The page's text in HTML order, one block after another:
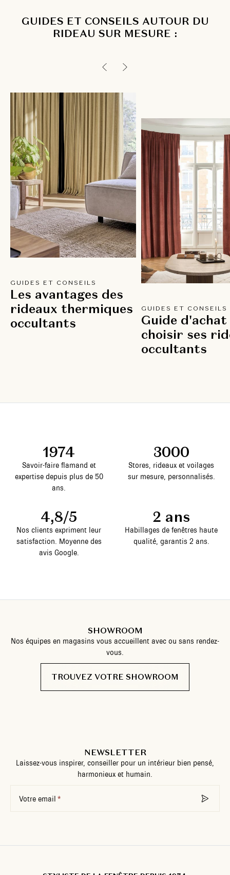
GUIDES ET CONSEILS AUTOUR DU
RIDEAU SUR MESURE :
GUIDES ET CONSEILS
Les avantages des
rideaux thermiques
occultants
GUIDES ET CONSEILS
Guide d'achat
choisir ses
occultants
1974
Savoir-faire flamand et
expertise depuis plus de 50
ans.
3000
Stores, rideaux et voilages
sur mesure, personnalisés.
4,8/5
Nos clients expriment leur
satisfaction. Moyenne des
avis Google.
2 ans
Habillages de fenêtres haute
qualité, garantis 2 ans.
SHOWROOM
Nos équipes en magasins vous accueillent avec ou sans rendez-
vous.
TROUVEZ VOTRE SHOWROOM
NEWSLETTER
Laissez-vous inspirer, conseiller pour un intérieur bien pensé,
harmonieux et humain.
Votre email